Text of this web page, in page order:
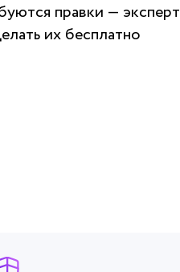
правки — эксперт
их бесплатно